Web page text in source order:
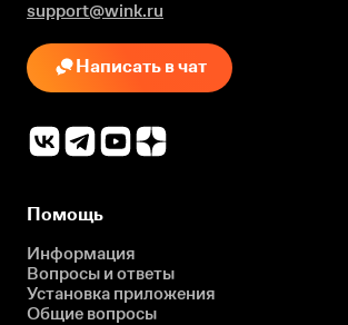
support@wink.ru
Написать в чат
Помощь
Информация
Вопросы и ответы
Установка приложения
Общие вопросы